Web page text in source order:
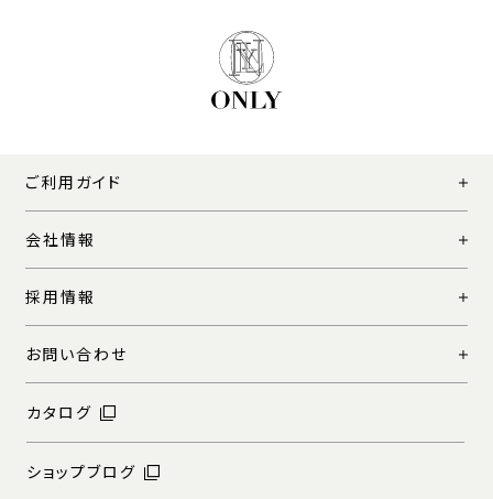
ご利用ガイド
会社情報
採用情報
お問い合わせ
カタログ
ショップブログ